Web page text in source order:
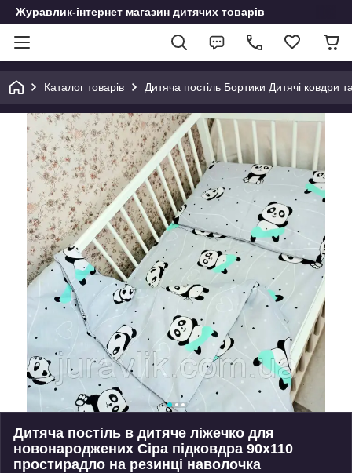
Журавлик-інтернет магазин дитячих товарів
Каталог товарів Дитяча постіль Бортики Дитячі ковдри
Дитяча постіль в дитяче ліжечко для
новонароджених Сіра підковдра 90х110
простирадло на резинці наволочка